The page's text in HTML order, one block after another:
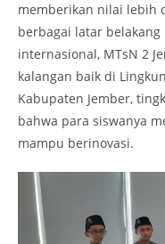
memberikan nilai lebih
berbagai latar
internasional, MTsN 2
kalangan baik di
Kabupaten Jember,
bahwa para siswanya
mampu berinovasi.